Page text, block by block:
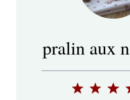
pralin aux
3
2
1